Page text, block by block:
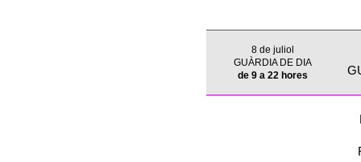
8 de juliol
GUÀRDIA DE DIA
de 9 a 22 hores